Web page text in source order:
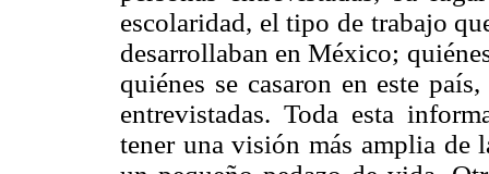
escolaridad, el tipo de trabajo
desarrollaban en México;
quiénes se casaron en este
entrevistadas. Toda esta
tener una visión más amplia de